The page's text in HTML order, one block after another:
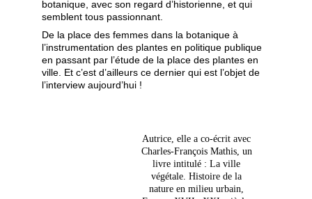
Autrice, elle a co-écrit avec
Charles-François Mathis, un
livre intitulé : La ville
végétale. Histoire de la
nature en milieu urbain,
botanique, avec son regard d’historienne, et qui
semblent tous passionnant.
De la place des femmes dans la botanique à
l’instrumentation des plantes en politique publique
en passant par l’étude de la place des plantes en
ville. Et c’est d’ailleurs ce dernier qui est l’objet de
l’interview aujourd’hui !